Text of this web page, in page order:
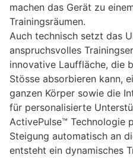
machen das Gerät zu
Trainingsräumen.
Auch technisch setzt das
anspruchsvolles
innovative Lauffläche, die
Stösse absorbieren kann,
ganzen Körper sowie die
für personalisierte
ActivePulse™ Technologie
Steigung automatisch an
entsteht ein dynamisches